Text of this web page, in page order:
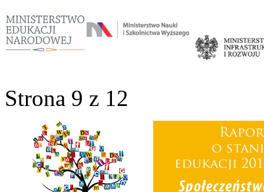
Strona 9 z 12